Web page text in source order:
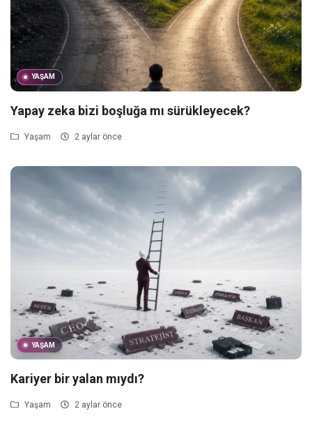
YAŞAM
Yapay zeka bizi boşluğa mı sürükleyecek?
Yaşam 2 aylar önce
YAŞAM
Kariyer bir yalan mıydı?
Yaşam 2 aylar önce